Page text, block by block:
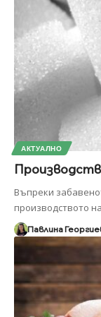
АКТУАЛНО
Въпреки
производството
Павлина